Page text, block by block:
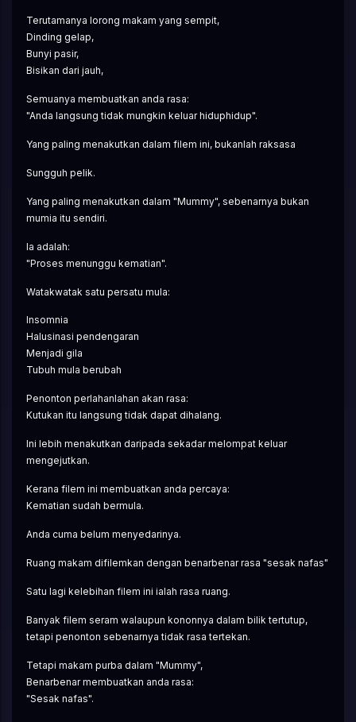
Terutamanya lorong makam yang sempit,
Dinding gelap,
Bunyi pasir,
Bisikan dari jauh,
Semuanya membuatkan anda rasa:
"Anda langsung tidak mungkin keluar hiduphidup".
Yang paling menakutkan dalam filem ini, bukanlah raksasa
Sungguh pelik.
Yang paling menakutkan dalam "Mummy", sebenarnya bukan
mumia itu sendiri.
Ia adalah:
"Proses menunggu kematian".
Watakwatak satu persatu mula:
Insomnia
Halusinasi pendengaran
Menjadi gila
Tubuh mula berubah
Penonton perlahanlahan akan rasa:
Kutukan itu langsung tidak dapat dihalang.
Ini lebih menakutkan daripada sekadar melompat keluar
mengejutkan.
Kerana filem ini membuatkan anda percaya:
Kematian sudah bermula.
Anda cuma belum menyedarinya.
Ruang makam difilemkan dengan benarbenar rasa "sesak nafas"
Satu lagi kelebihan filem ini ialah rasa ruang.
Banyak filem seram walaupun kononnya dalam bilik tertutup,
tetapi penonton sebenarnya tidak rasa tertekan.
Tetapi makam purba dalam "Mummy",
Benarbenar membuatkan anda rasa:
"Sesak nafas".